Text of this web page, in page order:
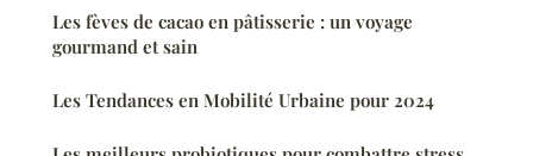
Les fèves de cacao en pâtisserie : un voyage
gourmand et sain
Les Tendances en Mobilité Urbaine pour 2024